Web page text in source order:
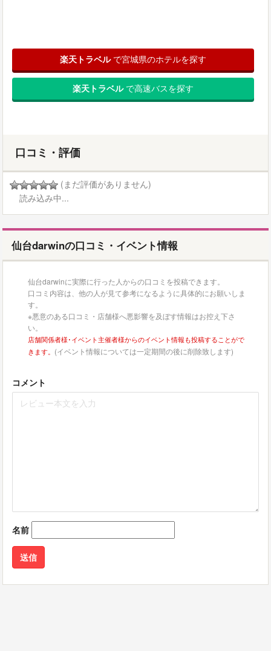
楽天トラベルで宮城県のホテルを探す
楽天トラベルで高速バスを探す
口コミ・評価
(まだ評価がありません)
読み込み中...
仙台darwinの口コミ・イベント情報
仙台darwinに実際に行った人からの口コミを投稿できます。
口コミ内容は、他の人が見て参考になるように具体的にお願いしま
す。
※悪意のある口コミ・店舗様へ悪影響を及ぼす情報はお控え下さ
い。
店舗関係者様･イベント主催者様からのイベント情報も投稿することがで
きます。 (イベント情報については一定期間の後に削除致します)
コメント
名前